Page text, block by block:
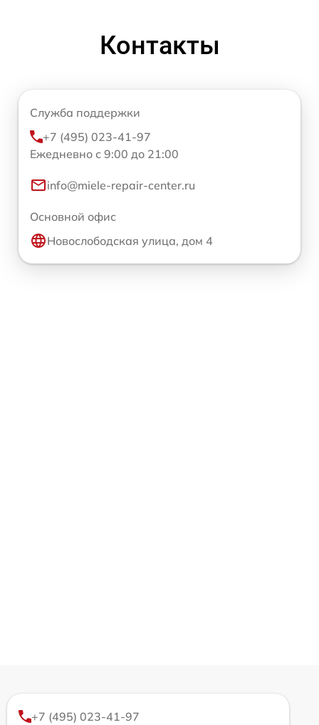
Контакты
Служба поддержки
+7 (495) 023-41-97
Ежедневно с 9:00 до 21:00
info@miele-repair-center.ru
Основной офис
Новослободская улица, дом 4
+7 (495) 023-41-97